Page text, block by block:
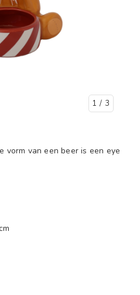
1 / 3
vorm van een beer is een eye